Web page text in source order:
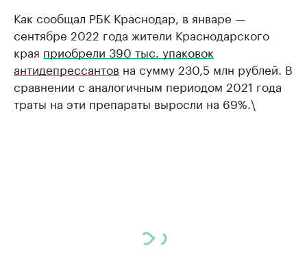
Как сообщал РБК Краснодар, в январе —
сентябре 2022 года жители Краснодарского
края приобрели 390 тыс. упаковок
антидепрессантов на сумму 230,5 млн рублей. В
сравнении с аналогичным периодом 2021 года
траты на эти препараты выросли на 69%.\